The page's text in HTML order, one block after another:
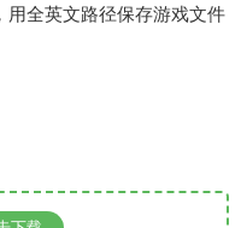
用全英文路径保存游戏文件